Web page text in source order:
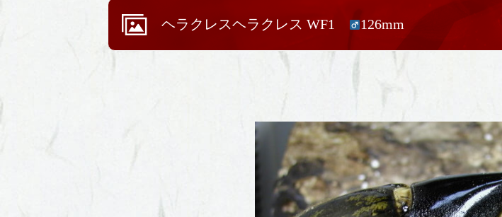
ヘラクレスヘラクレス WF1 126mm